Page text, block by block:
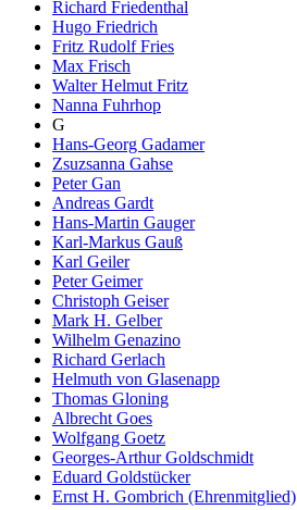
Richard Friedenthal
Hugo Friedrich
Fritz Rudolf Fries
Max Frisch
Walter Helmut Fritz
Nanna Fuhrhop
G
Hans-Georg Gadamer
Zsuzsanna Gahse
Peter Gan
Andreas Gardt
Hans-Martin Gauger
Karl-Markus Gauß
Karl Geiler
Peter Geimer
Christoph Geiser
Mark H. Gelber
Wilhelm Genazino
Richard Gerlach
Helmuth von Glasenapp
Thomas Gloning
Albrecht Goes
Wolfgang Goetz
Georges-Arthur Goldschmidt
Eduard Goldstücker
Ernst H. Gombrich (Ehrenmitglied)